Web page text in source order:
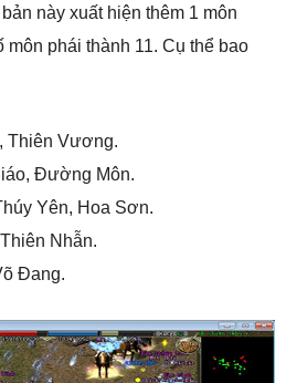
này xuất hiện thêm 1 môn
môn phái thành 11. Cụ thể bao
Thiên Vương.
Đường Môn.
Yên, Hoa Sơn.
Nhẫn.
Đang.